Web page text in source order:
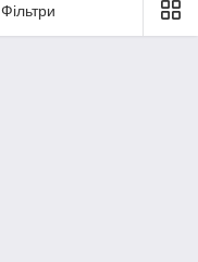
Фільтри